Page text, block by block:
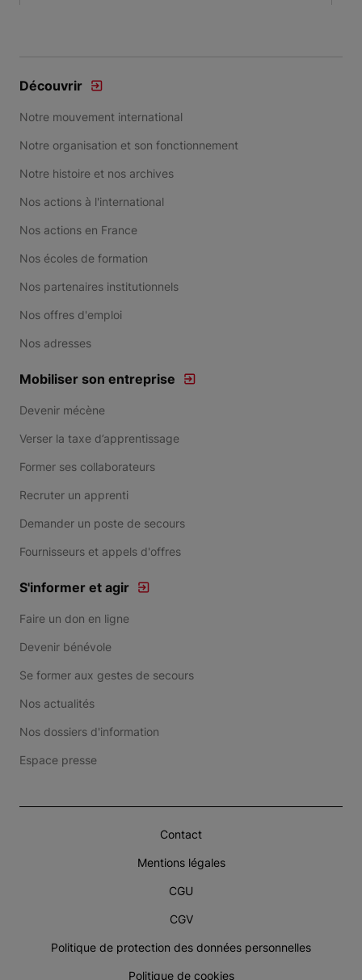
Découvrir
Notre mouvement international
Notre organisation et son fonctionnement
Notre histoire et nos archives
Nos actions à l'international
Nos actions en France
Nos écoles de formation
Nos partenaires institutionnels
Nos offres d'emploi
Nos adresses
Mobiliser son entreprise
Devenir mécène
Verser la taxe d’apprentissage
Former ses collaborateurs
Recruter un apprenti
Demander un poste de secours
Fournisseurs et appels d'offres
S'informer et agir
Faire un don en ligne
Devenir bénévole
Se former aux gestes de secours
Nos actualités
Nos dossiers d'information
Espace presse
Contact
Mentions légales
CGU
CGV
Politique de protection des données personnelles
Politique de cookies